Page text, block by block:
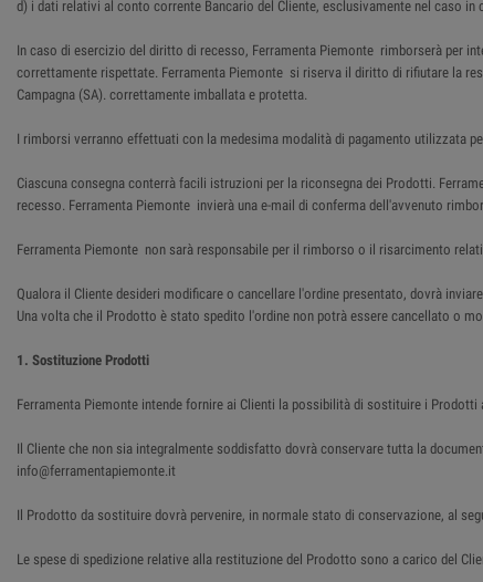
d) i dati relativi al conto corrente Bancario del Cliente, esclusivamente nel caso
In caso di esercizio del diritto di recesso, Ferramenta Piemonte rimborserà per
correttamente rispettate. Ferramenta Piemonte si riserva il diritto di rifiutare la
Campagna (SA). correttamente imballata e protetta.
I rimborsi verranno effettuati con la medesima modalità di pagamento utilizzata
Ciascuna consegna conterrà facili istruzioni per la riconsegna dei Prodotti.
recesso. Ferramenta Piemonte invierà una e-mail di conferma dell'avvenuto
Ferramenta Piemonte non sarà responsabile per il rimborso o il risarcimento
Qualora il Cliente desideri modificare o cancellare l'ordine presentato, dovrà
Una volta che il Prodotto è stato spedito l'ordine non potrà essere cancellato o
1. Sostituzione Prodotti
Ferramenta Piemonte intende fornire ai Clienti la possibilità di sostituire i
Il Cliente che non sia integralmente soddisfatto dovrà conservare tutta la
info@ferramentapiemonte.it
Il Prodotto da sostituire dovrà pervenire, in normale stato di conservazione, al
Le spese di spedizione relative alla restituzione del Prodotto sono a carico del